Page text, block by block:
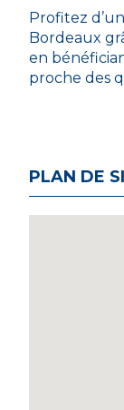
Profitez
Bordeaux
en
proche des
PLAN DE